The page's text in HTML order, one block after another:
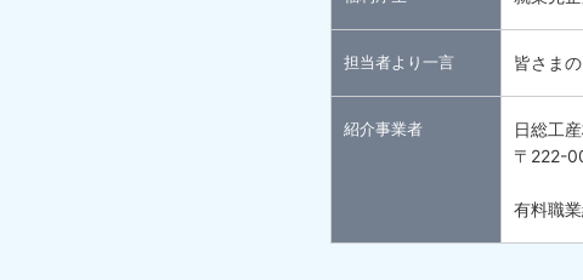
担当者より一言 皆さま
紹介事業者
日総工
〒222-
有料職